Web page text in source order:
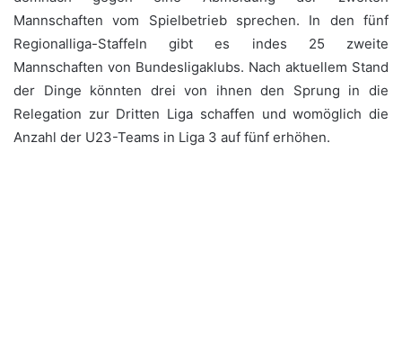
Mannschaften vom Spielbetrieb sprechen. In den fünf
Regionalliga-Staffeln gibt es indes 25 zweite
Mannschaften von Bundesligaklubs. Nach aktuellem Stand
der Dinge könnten drei von ihnen den Sprung in die
Relegation zur Dritten Liga schaffen und womöglich die
Anzahl der U23-Teams in Liga 3 auf fünf erhöhen.